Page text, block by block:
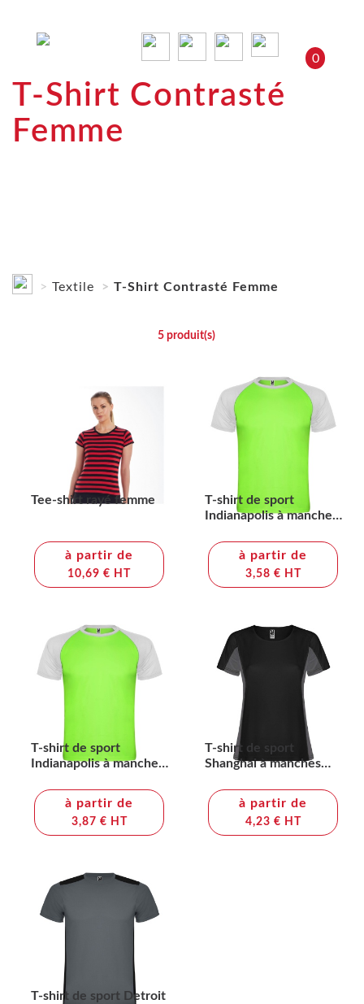
0
T-Shirt Contrasté
Femme
Textile T-Shirt Contrasté Femme
5produit(s)
Tee-shirt rayé femme
à partir de
10,69 € HT
T-shirt de sport
Indianapolis à manches
à partir de
3,58 € HT
T-shirt de sport
Indianapolis à manches
à partir de
3,87 € HT
T-shirt de sport
Shanghai à manches
à partir de
4,23 € HT
T-shirt de sport Detroit